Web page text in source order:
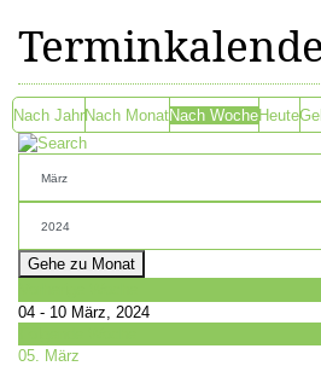
Nach JahrNach MonatNach WocheHeute
Gehe zu Monat
04 - 10 März, 2024
05. März